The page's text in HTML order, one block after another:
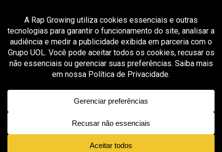
All posts tagged "autenticidade no rap"
GROOVER X RAP GROWING 8 meses ago
Jerrod Arrvel entrega alma, verdade e essência
do rap em “Something Wonderful”
GROOVER X RAP GROWING
flow na faixa “LOVE IT”